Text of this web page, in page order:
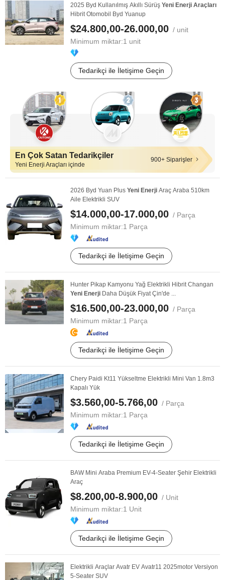
2025 Byd Kullanılmış Akıllı Sürüş Yeni Enerji Araçları
Hibrit Otomobil Byd Yuanup
$24.800,00-26.000,00 / unit
Minimum miktar:1 unit
Tedarikçi ile İletişime Geçin
En Çok Satan Tedarikçiler
Yeni Enerji Araçları içinde
900+ Siparişler
2026 Byd Yuan Plus Yeni Enerji Araç Araba 510km
Aile Elektrikli SUV
$14.000,00-17.000,00 / Parça
Minimum miktar:1 Parça
Tedarikçi ile İletişime Geçin
Hunter Pikap Kamyonu Yağ Elektrikli Hibrit Changan
Yeni Enerji Daha Düşük Fiyat Çin'de ...
$16.500,00-23.000,00 / Parça
Minimum miktar:1 Parça
Tedarikçi ile İletişime Geçin
Chery Paidi Kt11 Yükseltme Elektrikli Mini Van 1.8m3
Kapalı Yük
$3.560,00-5.766,00 / Parça
Minimum miktar:1 Parça
Tedarikçi ile İletişime Geçin
BAW Mini Araba Premium EV-4-Seater Şehir Elektrikli
Araç
$8.200,00-8.900,00 / Unit
Minimum miktar:1 Unit
Tedarikçi ile İletişime Geçin
Elektrikli Araçlar Avatr EV Avatr11 2025motor Versiyon
5-Seater SUV